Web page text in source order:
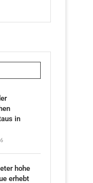
in
hohe
erhebt